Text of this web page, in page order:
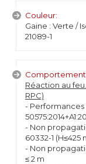
Couleur:
Gaine : Verte /
21089-1
Comportement
Réaction au feu.
RPC)
- Performances
- Non
60332-1 (H≤425
- Non
≤ 2 m